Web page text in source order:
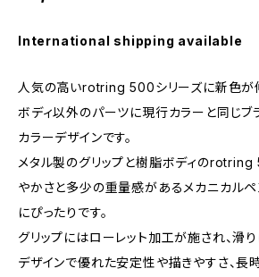
International shipping available
人気の高いrotring 500シリーズに新色が
ボディ以外のパーツに現行カラーと同じブ
カラーデザインです。
メタル製のグリップと樹脂ボディの
やかさと多少の重量感があるメカニカル
にぴったりです。
グリップにはローレット加工が施され、滑
デザインで優れた安定性や描きやすさ、長